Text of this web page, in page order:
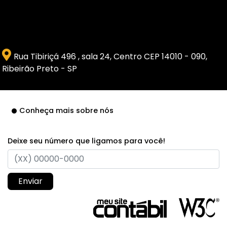
Rua Tibiriçá 496 , sala 24, Centro CEP 14010 - 090,
Ribeirão Preto - SP
Conheça mais sobre nós
Deixe seu número que ligamos para você!
Enviar